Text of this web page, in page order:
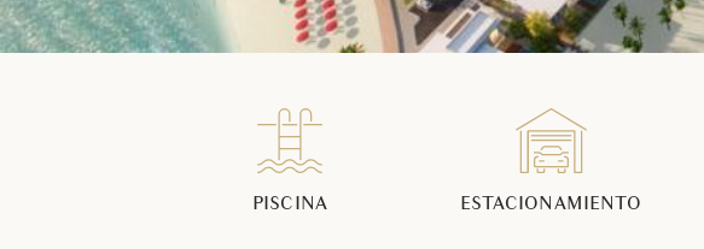
PISCINA ESTACIONAMIENTO